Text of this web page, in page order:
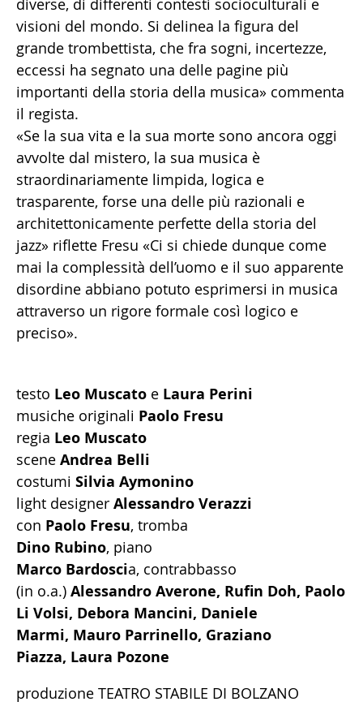
diverse, di differenti contesti socioculturali e
visioni del mondo. Si delinea la figura del
grande trombettista, che fra sogni, incertezze,
eccessi ha segnato una delle pagine più
importanti della storia della musica» commenta
il regista.
«Se la sua vita e la sua morte sono ancora oggi
avvolte dal mistero, la sua musica è
straordinariamente limpida, logica e
trasparente, forse una delle più razionali e
architettonicamente perfette della storia del
jazz» riflette Fresu «Ci si chiede dunque come
mai la complessità dell’uomo e il suo apparente
disordine abbiano potuto esprimersi in musica
attraverso un rigore formale così logico e
preciso».
testo Leo Muscato e Laura Perini
musiche originali Paolo Fresu
regia Leo Muscato
scene Andrea Belli
costumi Silvia Aymonino
light designer Alessandro Verazzi
con Paolo Fresu, tromba
Dino Rubino, piano
Marco Bardoscia, contrabbasso
(in o.a.) Alessandro Averone, Rufin Doh, Paolo
Li Volsi, Debora Mancini, Daniele
Marmi, Mauro Parrinello, Graziano
Piazza, Laura Pozone
produzione TEATRO STABILE DI BOLZANO